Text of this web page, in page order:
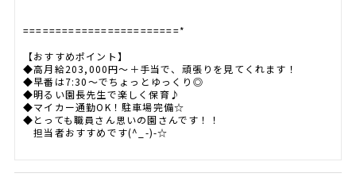
========================*
【おすすめポイント】
◆高月給203,000円～＋手当で、頑張りを見てくれます！
◆早番は7:30～でちょっとゆっくり◎
◆明るい園長先生で楽しく保育♪
◆マイカー通勤OK！駐車場完備☆
◆とっても職員さん思いの園さんです！！
担当者おすすめです(^_-)-☆